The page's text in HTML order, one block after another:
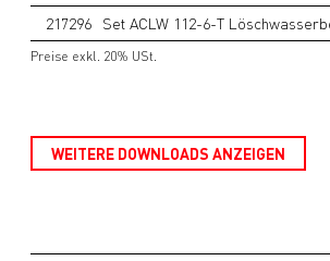
217296 Set ACLW 112-6-T
Preise exkl. 20% USt.
WEITERE DOWNLOADS ANZEIGEN